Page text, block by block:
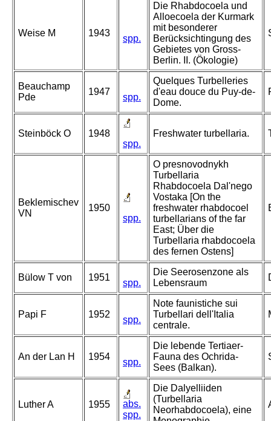
Weise M 1943
spp.
Die Rhabdocoela und
Alloecoela der Kurmark
mit besonderer
Berücksichtingung des
Gebietes von Gross-
Berlin. II. (Ökologie)
Beauchamp
Pde
1947
spp.
Quelques Turbelleries
d'eau douce du Puy-de-
Dome.
Steinböck O
1948
spp.
Freshwater turbellaria.
Beklemischev
VN
1950
spp.
O presnovodnykh
Turbellaria
Rhabdocoela Dal'nego
Vostaka [On the
freshwater rhabdocoel
turbellarians of the far
East; Über die
Turbellaria rhabdocoela
des fernen Ostens]
Bülow T von 1951
spp.
Die Seerosenzone als
Lebensraum
Papi F 1952
spp.
Note faunistiche sui
Turbellari dell'Italia
centrale.
An der Lan H 1954
spp.
Die lebende Tertiaer-
Fauna des Ochrida-
Sees (Balkan).
Luther A 1955
abs.
spp.
Die Dalyelliiden
(Turbellaria
Neorhabdocoela), eine